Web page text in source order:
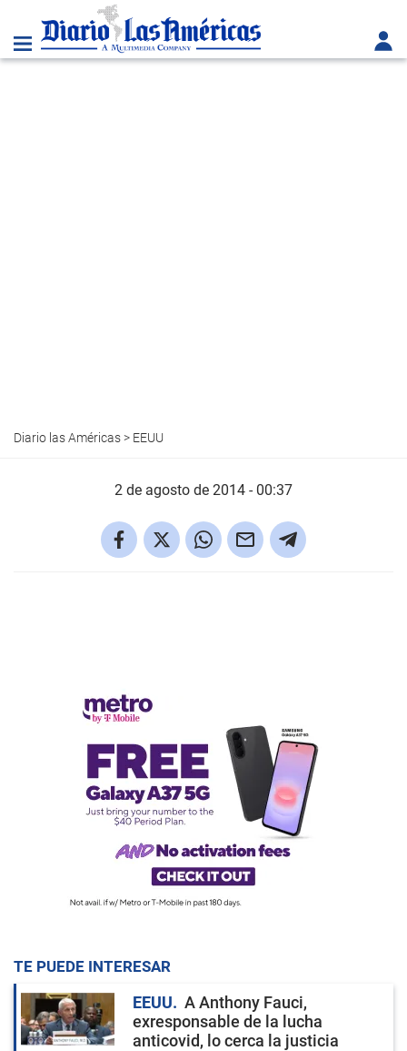
Diario las Américas> EEUU
2 de agosto de 2014 - 00:37
TE PUEDE INTERESAR
EEUU
A Anthony Fauci,
exresponsable de la lucha
anticovid, lo cerca la justicia